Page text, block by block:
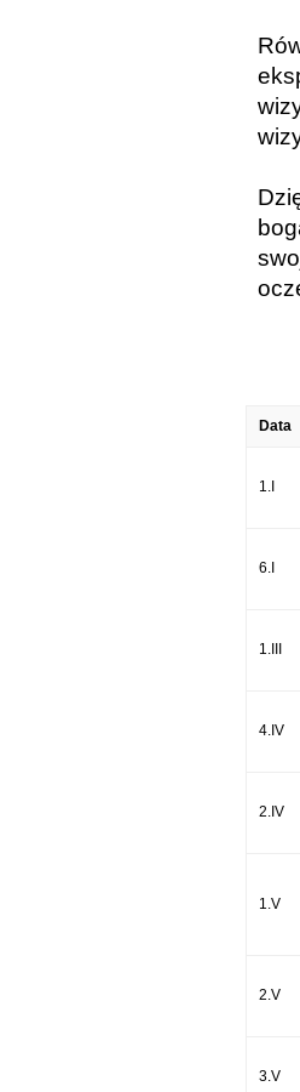
Data
1.I
6.I
1.III
4.IV
2.IV
1.V
2.V
3.V